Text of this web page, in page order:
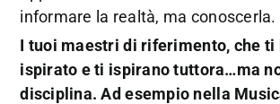
informare la realtà, ma conoscerla.
I tuoi maestri di riferimento, che ti
ispirato e ti ispirano tuttora…ma
disciplina. Ad esempio nella